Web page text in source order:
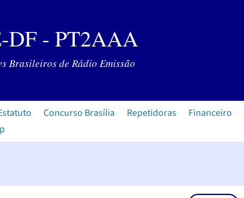
DF - PT2AAA
Brasileiros de Rádio Emissão
Concurso Brasília Repetidoras Financeiro